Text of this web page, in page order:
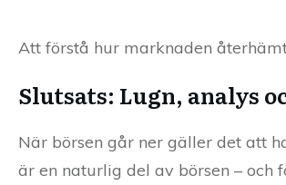
Att förstå hur marknaden
Slutsats: Lugn, analys
När börsen går ner gäller det att
är en naturlig del av börsen – och